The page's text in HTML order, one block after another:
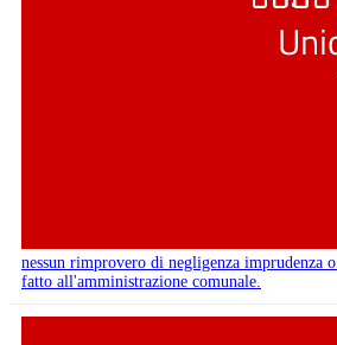
nessun rimprovero di negligenza imprudenza
fatto all'amministrazione comunale.